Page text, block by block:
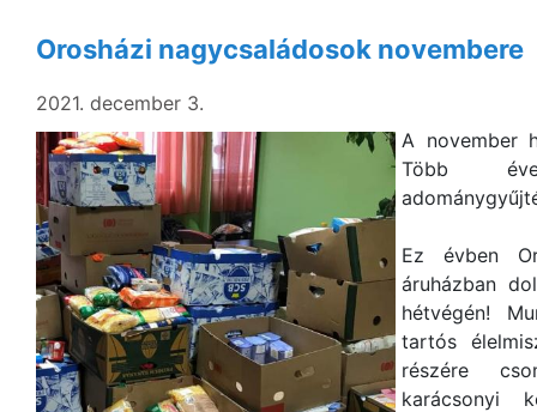
Orosházi nagycsaládosok novembere
2021. december 3.
A november
Több
Ez évben
áruházban
hétvégén!
tartós
részére
karácsonyi